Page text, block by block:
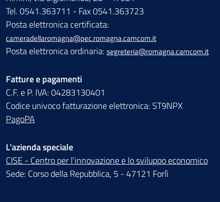
Tel. 0541.363711 - Fax 0541.363723
Posta elettronica certificata:
cameradellaromagna@pec.romagna.camcom.it
Posta elettronica ordinaria: segreteria@romagna.camcom.it
Fatture e pagamenti
C.F. e P. IVA: 04283130401
Codice univoco fatturazione elettronica: ST9NPX
PagoPA
L'azienda speciale
CISE - Centro per l'innovazione e lo sviluppo economico
Sede: Corso della Repubblica, 5 - 47121 Forlì